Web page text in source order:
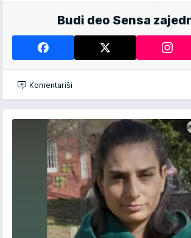
Budi deo Sensa
Komentariši